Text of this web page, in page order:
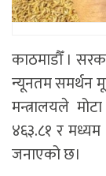
काठमाडौँ ।
न्यूनतम समर्थन
मन्त्रालयले
४६३.८१ र
जनाएको छ।